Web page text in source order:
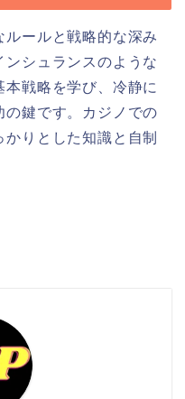
ールと戦略的な深み
シュランスのような
戦略を学び、冷静に
の鍵です。カジノでの
りとした知識と自制